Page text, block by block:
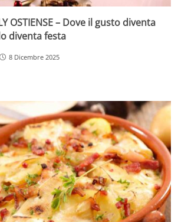
OSTIENSE – Dove il gusto diventa
diventa festa
8 Dicembre 2025